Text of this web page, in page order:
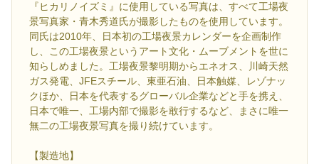
『ヒカリノイズミ』に使用している写真は、すべて工場夜
景写真家・青木秀道氏が撮影したものを使用しています。
同氏は2010年、日本初の工場夜景カレンダーを企画制作
し、この工場夜景というアート文化・ムーブメントを世に
知らしめました。工場夜景黎明期からエネオス、川崎天然
ガス発電、JFEスチール、東亜石油、日本触媒、レゾナッ
クほか、日本を代表するグローバル企業などと手を携え、
日本で唯一、工場内部で撮影を敢行するなど、まさに唯一
無二の工場夜景写真を撮り続けています。
【製造地】